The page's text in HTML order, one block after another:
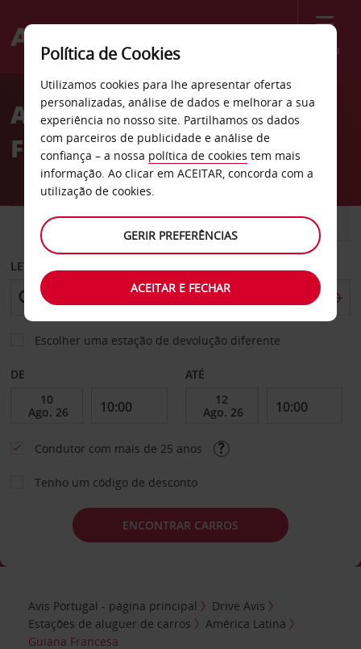
Menu
Welcome
AvisAluguer de carros Guiana
Francesa
CARRO COMERCIAIS
LEVANTAR EM
Escolher uma estação de devolução diferente
DE ATÉ
Condutor com mais de 25 anos
Tenho um código de desconto
ENCONTRAR CARROS
Avis Portugal - página principal
Drive Avis
Estações de aluguer de carros
América Latina
Guiana Francesa
Política de Cookies
Utilizamos cookies para lhe apresentar ofertas
personalizadas, análise de dados e melhorar a sua
experiência no nosso site. Partilhamos os dados
com parceiros de publicidade e análise de
confiança – a nossa política de cookies tem mais
informação. Ao clicar em ACEITAR, concorda com a
utilização de cookies.
GERIR PREFERÊNCIAS
ACEITAR E FECHAR